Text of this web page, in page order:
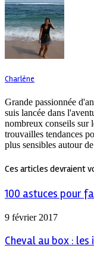
Charlène
Grande passionnée
suis lancée dans
nombreux conseils sur
trouvailles tendances
plus sensibles autour
Ces articles devraient
100 astuces pour
9 février 2017
Cheval au box : les